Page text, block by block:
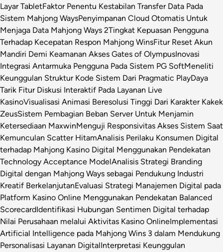
Layar TabletFaktor Penentu Kestabilan Transfer Data Pada
Sistem Mahjong WaysPenyimpanan Cloud Otomatis Untuk
Menjaga Data Mahjong Ways 2Tingkat Kepuasan Pengguna
Terhadap Kecepatan Respon Mahjong WinsFitur Reset Akun
Mandiri Demi Keamanan Akses Gates of OlympusInovasi
Integrasi Antarmuka Pengguna Pada Sistem PG SoftMeneliti
Keunggulan Struktur Kode Sistem Dari Pragmatic PlayDaya
Tarik Fitur Diskusi Interaktif Pada Layanan Live
KasinoVisualisasi Animasi Beresolusi Tinggi Dari Karakter Kakek
ZeusSistem Pembagian Beban Server Untuk Menjamin
Ketersediaan MaxwinMenguji Responsivitas Akses Sistem Saat
Kemunculan Scatter HitamAnalisis Perilaku Konsumen Digital
terhadap Mahjong Kasino Digital Menggunakan Pendekatan
Technology Acceptance ModelAnalisis Strategi Branding
Digital dengan Mahjong Ways sebagai Pendukung Industri
Kreatif BerkelanjutanEvaluasi Strategi Manajemen Digital pada
Platform Kasino Online Menggunakan Pendekatan Balanced
ScorecardIdentifikasi Hubungan Sentimen Digital terhadap
Nilai Perusahaan melalui Aktivitas Kasino OnlineImplementasi
Artificial Intelligence pada Mahjong Wins 3 dalam Mendukung
Personalisasi Layanan DigitalInterpretasi Keunggulan